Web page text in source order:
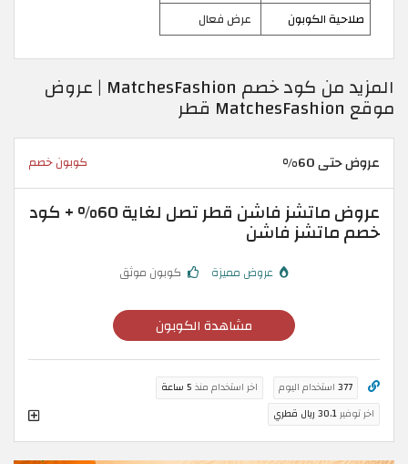
صلاحية الكوبون
عرض فعال
المزيد من كود خصم MatchesFashion | عروض
موقع MatchesFashion قطر
عروض حتى 60% كوبون خصم
عروض ماتشز فاشن قطر تصل لغاية 60% + كود
خصم ماتشز فاشن
عروض مميزة كوبون موثق
مشاهدة الكوبون
377 استخدام اليوم اخر استخدام منذ 5 ساعة
اخر توفير30.1 ريال قطري